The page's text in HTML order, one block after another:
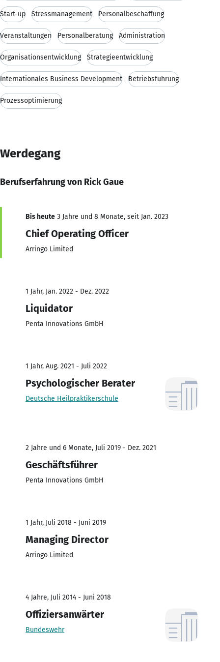
Start-up Stressmanagement Personalbeschaffung
Veranstaltungen Personalberatung Administration
Organisationsentwicklung Strategieentwicklung
Internationales Business Development Betriebsführung
Prozessoptimierung
Werdegang
Berufserfahrung von Rick Gaue
Bis heute 3 Jahre und 8 Monate, seit Jan. 2023
Chief Operating Officer
Arringo Limited
1 Jahr, Jan. 2022 - Dez. 2022
Liquidator
Penta Innovations GmbH
1 Jahr, Aug. 2021 - Juli 2022
Psychologischer Berater
Deutsche Heilpraktikerschule
2 Jahre und 6 Monate, Juli 2019 - Dez. 2021
Geschäftsführer
Penta Innovations GmbH
1 Jahr, Juli 2018 - Juni 2019
Managing Director
Arringo Limited
4 Jahre, Juli 2014 - Juni 2018
Offiziersanwärter
Bundeswehr